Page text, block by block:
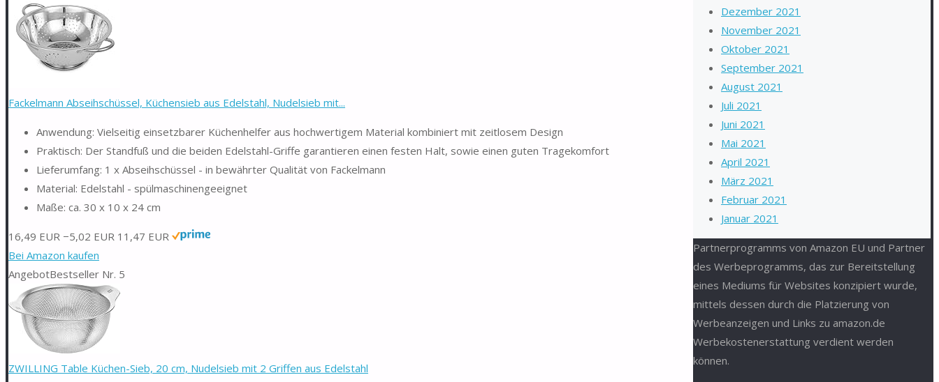
Fackelmann Abseihschüssel, Küchensieb aus Edelstahl, Nudelsieb mit...
Anwendung: Vielseitig einsetzbarer Küchenhelfer aus hochwertigem Material kombiniert mit zeitlosem Design
Praktisch: Der Standfuß und die beiden Edelstahl-Griffe garantieren einen festen Halt, sowie einen guten Tragekomfort
Lieferumfang: 1 x Abseihschüssel - in bewährter Qualität von Fackelmann
Material: Edelstahl - spülmaschinengeeignet
Maße: ca. 30 x 10 x 24 cm
16,49 EUR −5,02 EUR 11,47 EUR
Bei Amazon kaufen
AngebotBestseller Nr. 5
ZWILLING Table Küchen-Sieb, 20 cm, Nudelsieb mit 2 Griffen aus Edelstahl
Dezember 2021
November 2021
Oktober 2021
September 2021
August 2021
Juli 2021
Juni 2021
Mai 2021
April 2021
März 2021
Februar 2021
Januar 2021
Partnerprogramms von Amazon EU und Partner
des Werbeprogramms, das zur Bereitstellung
eines Mediums für Websites konzipiert wurde,
mittels dessen durch die Platzierung von
Werbeanzeigen und Links zu amazon.de
Werbekostenerstattung verdient werden
können.